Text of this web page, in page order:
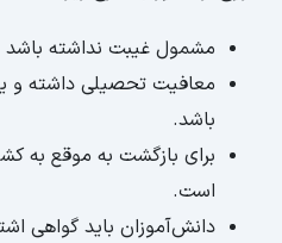
مشمول غیبت نداشته باشد
معافیت تحصیلی داشته
باشد.
برای بازگشت به موقع به
است.
دانش‌آموزان باید گواهی